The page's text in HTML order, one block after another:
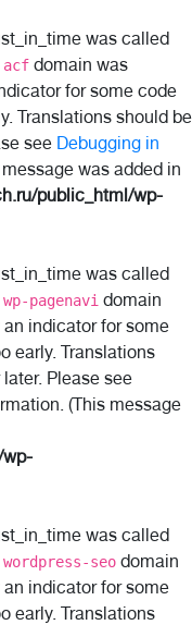
was called
acf domain was
for some code
Translations should be
see Debugging in
was added in
public_html/wp-
was called
wp-pagenavi domain
indicator for some
early. Translations
Please see
(This message
wp-
was called
wordpress-seo domain
indicator for some
early. Translations